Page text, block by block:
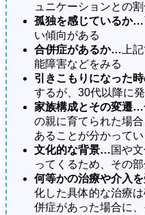
ュニケーションとの
孤独を感じているか…
い傾向がある
合併症があるか… 上
能障害などをみる
引きこもりになった
するが、30代以降に
家族構成とその変遷…
の親に育てられた場
あることが分かってい
文化的な背景…国や
ってくるため、その
何等かの治療や介入
化した具体的な治療
併症があった場合に